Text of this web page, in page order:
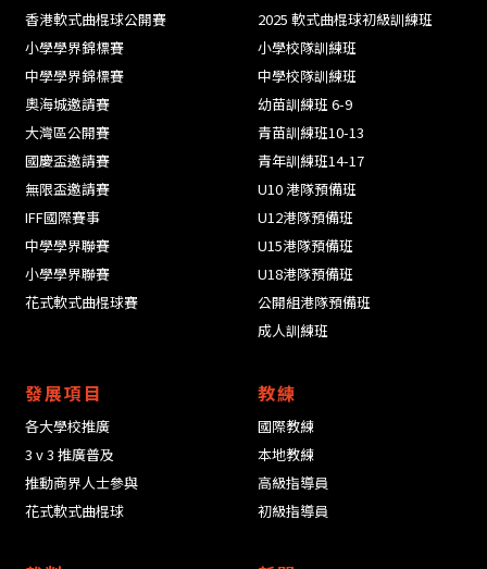
香港軟式曲棍球公開賽
小學學界錦標賽
中學學界錦標賽
奧海城邀請賽
大灣區公開賽
國慶盃邀請賽
無限盃邀請賽
IFF國際賽事
中學學界聯賽
小學學界聯賽
花式軟式曲棍球賽
2025 軟式曲棍球初級訓練班
小學校隊訓練班
中學校隊訓練班
幼苗訓練班 6-9
青苗訓練班10-13
青年訓練班14-17
U10 港隊預備班
U12港隊預備班
U15港隊預備班
U18港隊預備班
公開組港隊預備班
成人訓練班
發展項目
各大學校推廣
3 v 3 推廣普及
推動商界人士參與
花式軟式曲棍球
教練
國際教練
本地教練
高級指導員
初級指導員